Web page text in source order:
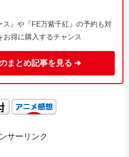
ス』や『FE万紫千紅』の予約も対
得に購入するチャンス
まとめ記事を見る ➔
サーリンク